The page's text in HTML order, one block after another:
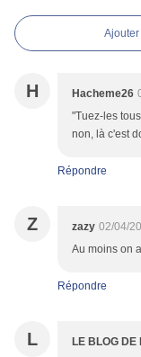
H Hacheme26
"Tuez-les
non, là c'est
Répondre
Z zazy 02/04/
Au moins on
Répondre
L LE BLOG DE